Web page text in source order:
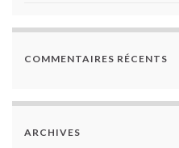
COMMENTAIRES RÉCENTS
ARCHIVES